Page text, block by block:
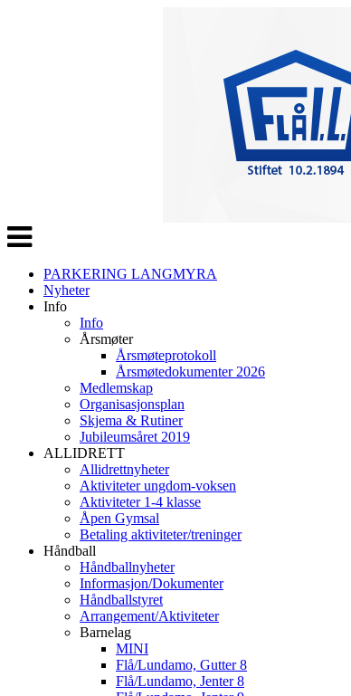
Veksle
navigasjon
PARKERING LANGMYRA
Nyheter
Info
Info
Årsmøter
Årsmøteprotokoll
Årsmøtedokumenter 2026
Medlemskap
Organisasjonsplan
Skjema & Rutiner
Jubileumsåret 2019
ALLIDRETT
Allidrettnyheter
Aktiviteter ungdom-voksen
Aktiviteter 1-4 klasse
Åpen Gymsal
Betaling aktiviteter/treninger
Håndball
Håndballnyheter
Informasjon/Dokumenter
Håndballstyret
Arrangement/Aktiviteter
Barnelag
MINI
Flå/Lundamo, Gutter 8
Flå/Lundamo, Jenter 8